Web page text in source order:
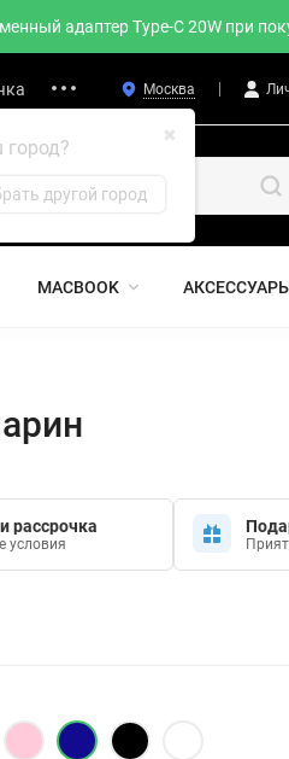
адаптер Type-C 20W при
Москва
✖
другой город
MACBOOK
рассрочка
условия